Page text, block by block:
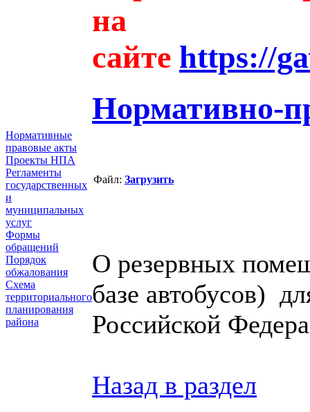
Нормативные
правовые акты
Проекты НПА
Регламенты
государственных
и
муниципальных
услуг
Формы
обращений
Порядок
обжалования
Схема
территориального
планирования
района
на
сайте https://
Нормативно-
Файл: Загрузить
О резервных
базе автобусов)
Российской
Назад в раздел